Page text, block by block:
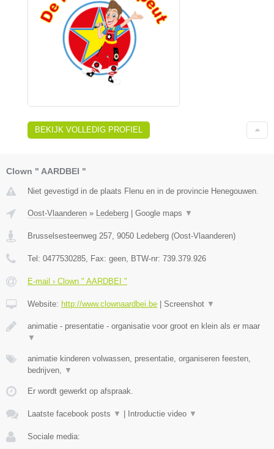
BEKIJK VOLLEDIG PROFIEL
Clown " AARDBEI "
Niet gevestigd in de plaats Flenu en in de provincie Henegouwen.
Oost-Vlaanderen » Ledeberg | Google maps ▼
Brusselsesteenweg 257 9050 Ledeberg (Oost-Vlaanderen)
Tel: 0477530285 , Fax: geen , BTW-nr: 739.379.926
E-mail › Clown " AARDBEI "
Website: http://www.clownaardbei.be | Screenshot ▼
animatie - presentatie - organisatie voor groot en klein als er maar
▼
animatie kinderen volwassen, presentatie, organiseren feesten,
bedrijven,
▼
Er wordt gewerkt op afspraak.
Laatste facebook posts ▼ | Introductie video ▼
Sociale media: